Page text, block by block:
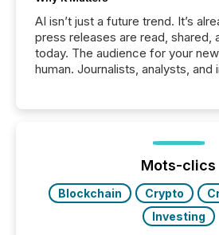
AI isn’t just a future trend. It’s
press releases are read, shared,
today. The audience for your
human. Journalists, analysts, and
function (McKinsey, 2025) 92%
companies are using OpenAI's
Mots-clics
Blockchain Crypto
Investing